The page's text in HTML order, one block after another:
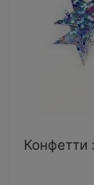
Конфетти